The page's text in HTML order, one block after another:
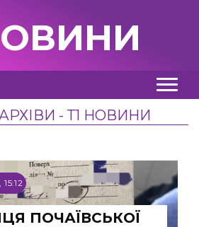
- Т1 НОВИНИ
ПОЧАЇВСЬКОЇ